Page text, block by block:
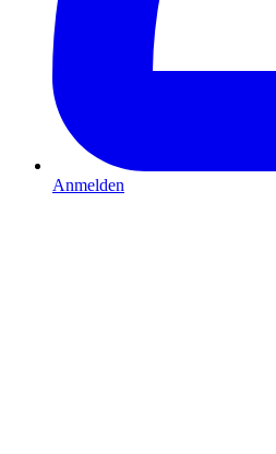
Anmelden